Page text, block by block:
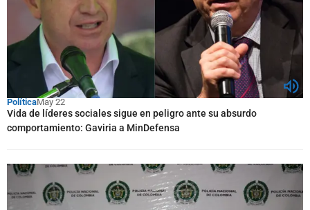
PolíticaMay 22
Vida de líderes sociales sigue en peligro ante su absurdo
comportamiento: Gaviria a MinDefensa